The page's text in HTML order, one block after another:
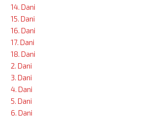
14. Dani
15. Dani
16. Dani
17. Dani
18. Dani
2. Dani
3. Dani
4. Dani
5. Dani
6. Dani